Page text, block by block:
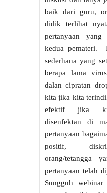
baik dari guru,
didik terlihat
pertanyaan yang
kedua pemateri.
sederhana yang
berapa lama
dalan cipratan
kita jika kita
efektif jika
disenfektan di
pertanyaan
positif,
orang/tetangga
pertanyaan telah
Sungguh